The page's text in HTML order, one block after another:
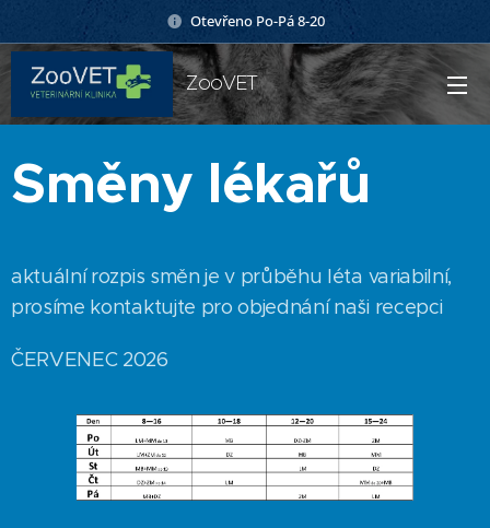
Otevřeno Po-Pá 8-20
ZooVET
Směny lékařů
aktuální rozpis směn je v průběhu léta variabilní,
prosíme kontaktujte pro objednání naši recepci
ČERVENEC 2026